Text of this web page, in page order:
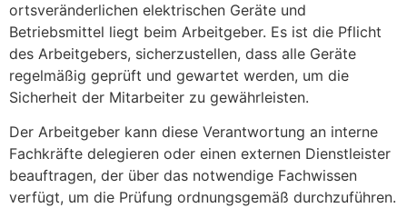
ortsveränderlichen elektrischen Geräte und
Betriebsmittel liegt beim Arbeitgeber. Es ist die Pflicht
des Arbeitgebers, sicherzustellen, dass alle Geräte
regelmäßig geprüft und gewartet werden, um die
Sicherheit der Mitarbeiter zu gewährleisten.
Der Arbeitgeber kann diese Verantwortung an interne
Fachkräfte delegieren oder einen externen Dienstleister
beauftragen, der über das notwendige Fachwissen
verfügt, um die Prüfung ordnungsgemäß durchzuführen.